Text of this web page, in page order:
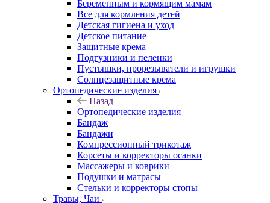
Беременным и кормящим мамам
Все для кормления детей
Детская гигиена и уход
Детское питание
Защитные крема
Подгузники и пеленки
Пустышки, прорезыватели и игрушки
Солнцезащитные крема
Ортопедические изделия
Назад
Ортопедические изделия
Бандаж
Бандажи
Компрессионный трикотаж
Корсеты и корректоры осанки
Массажеры и коврики
Подушки и матрасы
Стельки и корректоры стопы
Травы, Чаи